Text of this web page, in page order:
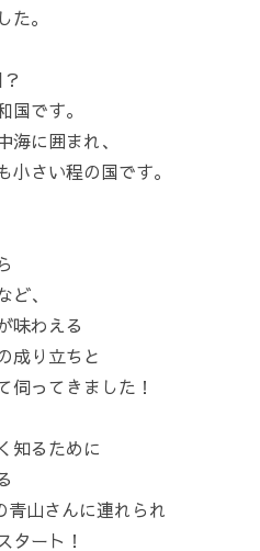
。
です。
に囲まれ、
さい程の国です。
、
味わえる
成り立ちと
伺ってきました！
知るために
青山さんに連れられ
タート！